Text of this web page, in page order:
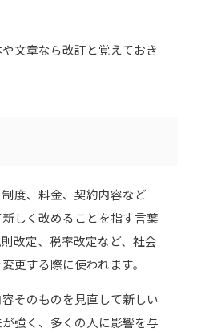
文章なら改訂と覚えておき
度、料金、契約内容など
しく改めることを指す言葉
改定、税率改定など、社会
更する際に使われます。
そのものを見直して新しい
強く、多くの人に影響を与